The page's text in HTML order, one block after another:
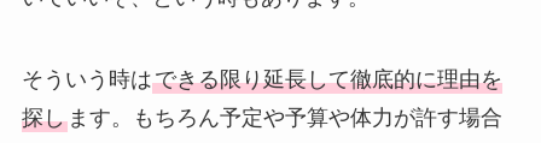
そういう時はできる限り延長して徹底的に理由を
探します。もちろん予定や予算や体力が許す場合